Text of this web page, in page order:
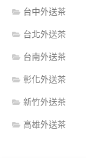
台中外送茶
台北外送茶
台南外送茶
彰化外送茶
新竹外送茶
高雄外送茶